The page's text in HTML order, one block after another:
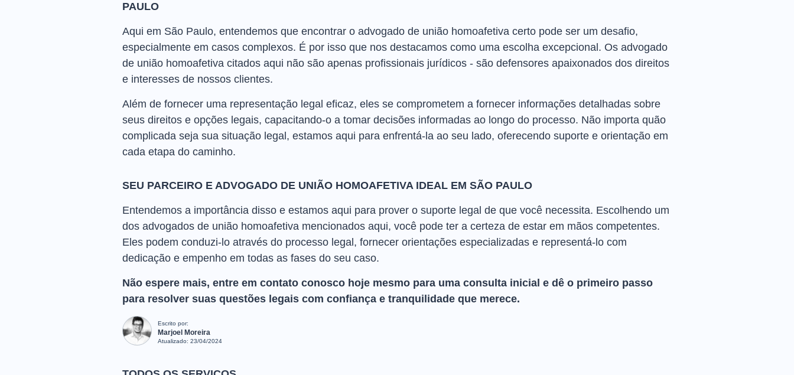
PAULO
Aqui em São Paulo, entendemos que encontrar o advogado de união homoafetiva certo pode ser um desafio,
especialmente em casos complexos. É por isso que nos destacamos como uma escolha excepcional. Os advogado
de união homoafetiva citados aqui não são apenas profissionais jurídicos - são defensores apaixonados dos direitos
e interesses de nossos clientes.
Além de fornecer uma representação legal eficaz, eles se comprometem a fornecer informações detalhadas sobre
seus direitos e opções legais, capacitando-o a tomar decisões informadas ao longo do processo. Não importa quão
complicada seja sua situação legal, estamos aqui para enfrentá-la ao seu lado, oferecendo suporte e orientação em
cada etapa do caminho.
SEU PARCEIRO E ADVOGADO DE UNIÃO HOMOAFETIVA IDEAL EM SÃO PAULO
Entendemos a importância disso e estamos aqui para prover o suporte legal de que você necessita. Escolhendo um
dos advogados de união homoafetiva mencionados aqui, você pode ter a certeza de estar em mãos competentes.
Eles podem conduzi-lo através do processo legal, fornecer orientações especializadas e representá-lo com
dedicação e empenho em todas as fases do seu caso.
Não espere mais, entre em contato conosco hoje mesmo para uma consulta inicial e dê o primeiro passo
para resolver suas questões legais com confiança e tranquilidade que merece.
Escrito por:
Marjoel Moreira
Atualizado: 23/04/2024